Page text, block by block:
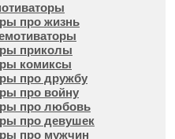
про жизнь
приколы
комиксы
про дружбу
про войну
про любовь
про девушек
про мужчин